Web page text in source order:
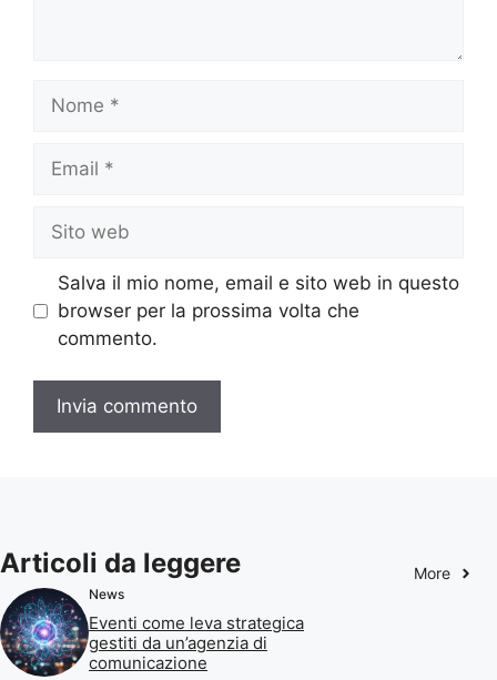
web
Salva il mio nome, email e sito web in questo
browser per la prossima volta che
commento.
Articoli da leggere More
News
Eventi come leva strategica
gestiti da un’agenzia di
comunicazione